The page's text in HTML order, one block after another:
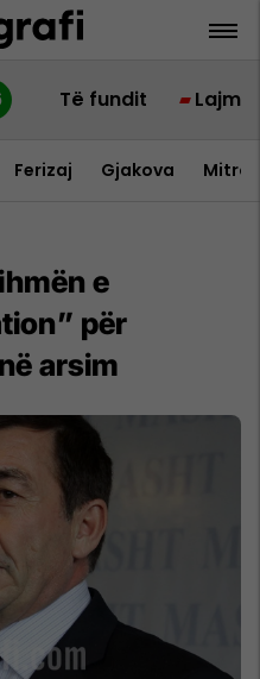
Të fundit Lajme
Ferizaj Gjakova
e
për
arsim